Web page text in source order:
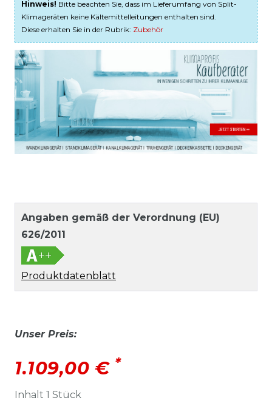
Hinweis! Bitte beachten Sie, dass im Lieferumfang von Split-
Klimageräten keine Kältemittelleitungen enthalten sind.
Diese erhalten Sie in der Rubrik: Zubehör
Angaben gemäß der Verordnung (EU)
626/2011
Produktdatenblatt
Unser Preis:
1.109,00 € *
Inhalt 1 Stück